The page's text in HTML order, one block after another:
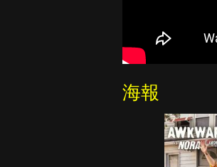
海報